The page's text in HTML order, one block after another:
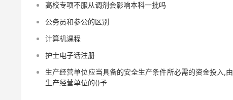
高校专项不服从调剂会影响本科一批吗
公务员和参公的区别
计算机课程
护士电子话注册
生产经营单位应当具备的安全生产条件所必需的资金投入,由
生产经营单位的()予